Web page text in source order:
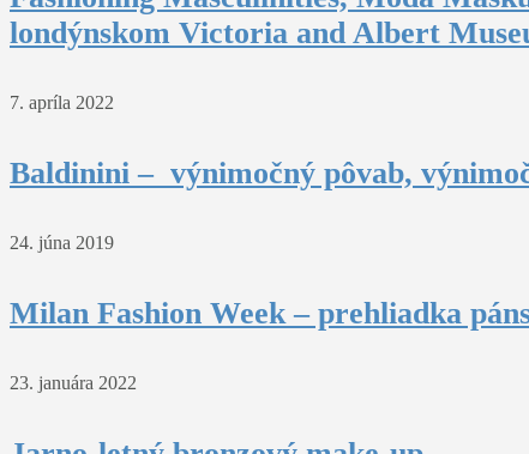
londýnskom Victoria and Albert
7. apríla 2022
Baldinini – výnimočný pôvab,
24. júna 2019
Milan Fashion Week – prehliadka
23. januára 2022